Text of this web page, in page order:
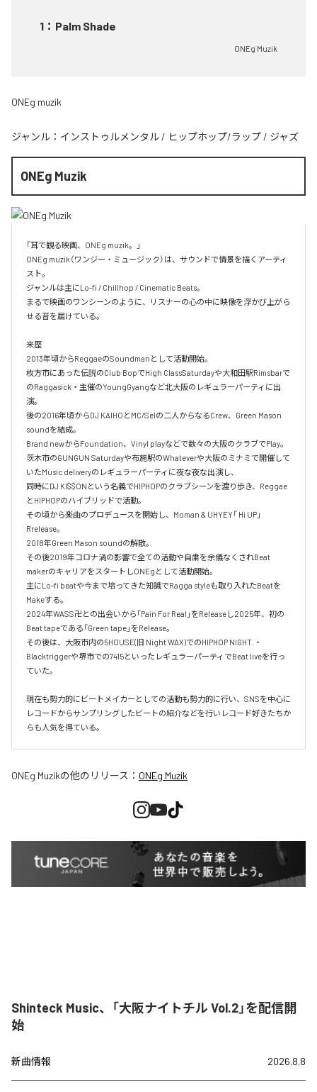
1 ： Palm Shade
ONEg Muzik
ONEg muzik
ジャンル： インストゥルメンタル / ヒップホップ/ラップ / ジャズ
ONEg Muzik
「耳で観る映画、ONEg muzik。」
ONEg muzik（ワンジー・ミュージック）は、サウンドで情景を描くアーティ
スト。
ジャンルは主にLo-fi / Chillhop / Cinematic Beats。
まるで映画のワンシーンのように、リスナーの心の中に映像を浮かび上がら
せる音を届けている。
来歴
2013年頃からReggaeのSoundmanとして活動開始。
枚方市にあった伝説のClub BopでHigh ClassSaturdayや大和田駅Rimsbarで
のRaggasick・主催のYoungGyangなど北大阪のレギュラーパーティに出
演。
後の2016年頃からDJ KAIHOとMC/Selの二人からなるCrew、Green Mason
soundを結成。
Brand newからFoundation、Vinyl playなどで数々の大阪のクラブでPlay。
茨木市のGUNGUN Saturdayや布施駅のWhateverや大阪のミナミで開催して
いたMusic deliveryのレギュラーパーティに夜な夜な出演し、
同時にDJ KI$$ONという名義でHIPHOPのクラブシーンを渡り歩き、Reggae
とHIPHOPのハイブリッドで活動。
その頃から楽曲のプロデュースを開始し、Moman & UHYEY「 Hi UP」
Rrelease。
2018年Green Mason soundの解散。
その後2019年コロナ渦の影響で全ての活動や自粛を余儀なくされBeat
makerのキャリアをスタートしONEgとして活動開始。
主にLo-fi beatや今まで培ってきた知識でRagga styleも取り入れたBeatを
Makeする。
2024年WASS卍との出会いから「Pain For Real」をReleaseし2025年、初の
Beat tapeである「Green tape」をRelease。
その後は、大阪市内の5HOUSE(旧 Night WAX)でのHIPHOP NIGHT.・
Blacktriggerや堺市での7415といったレギュラーパーティでBeat liveを行っ
ていた。
現在も勢力的にビートメイカーとしての活動も勢力的に行い、SNSを中心に
レコードからサンプリングしたビートの紹介などを行いレコード好きたちか
らも人気を得ている。
ONEg Muzikの他のリリース： ONEg Muzik
Shinteck Music、「大阪ナイトチル Vol.2」を配信開
始
新曲情報 2026.8.8